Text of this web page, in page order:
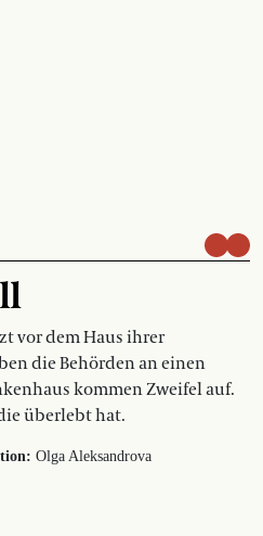
vor dem Haus ihrer
die Behörden an einen
kommen Zweifel auf.
überlebt hat.
Olga Aleksandrova